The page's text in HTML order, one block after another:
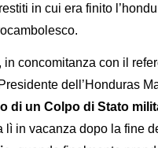
in cui era finito
, in concomitanza con il
dell’Honduras
di un Colpo di Stato
lì in vacanza dopo la fine